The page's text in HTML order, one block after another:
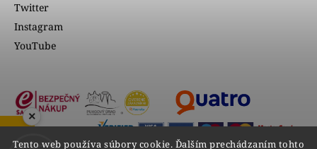
Tento web používa súbory cookie. Ďalším prechádzaním tohto
Twitter
Instagram
YouTube
×